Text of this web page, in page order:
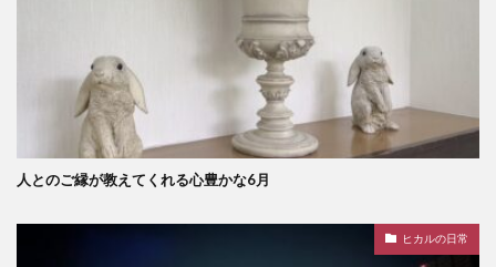
人とのご縁が教えてくれる心豊かな6月
ヒカルの日常